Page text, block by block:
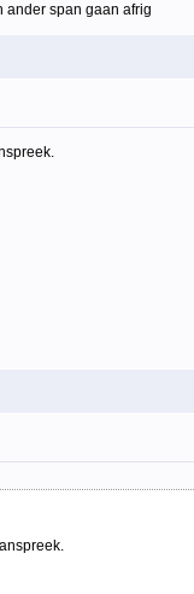
ander span gaan afrig